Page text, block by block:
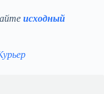
исходный